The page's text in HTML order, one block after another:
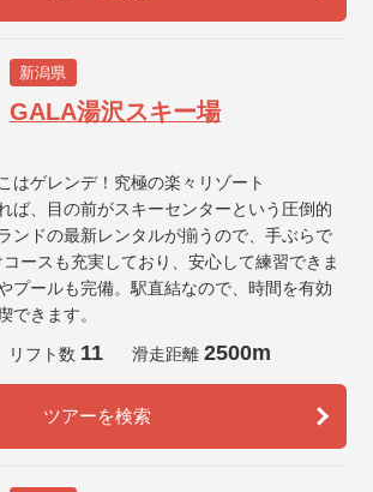
新潟県
GALA湯沢スキー場
はゲレンデ！究極の楽々リゾート
ば、目の前がスキーセンターという圧倒的
ンドの最新レンタルが揃うので、手ぶらで
ースも充実しており、安心して練習できま
プールも完備。駅直結なので、時間を有効
できます。
リフト数 11 滑走距離 2500m
ツアーを検索